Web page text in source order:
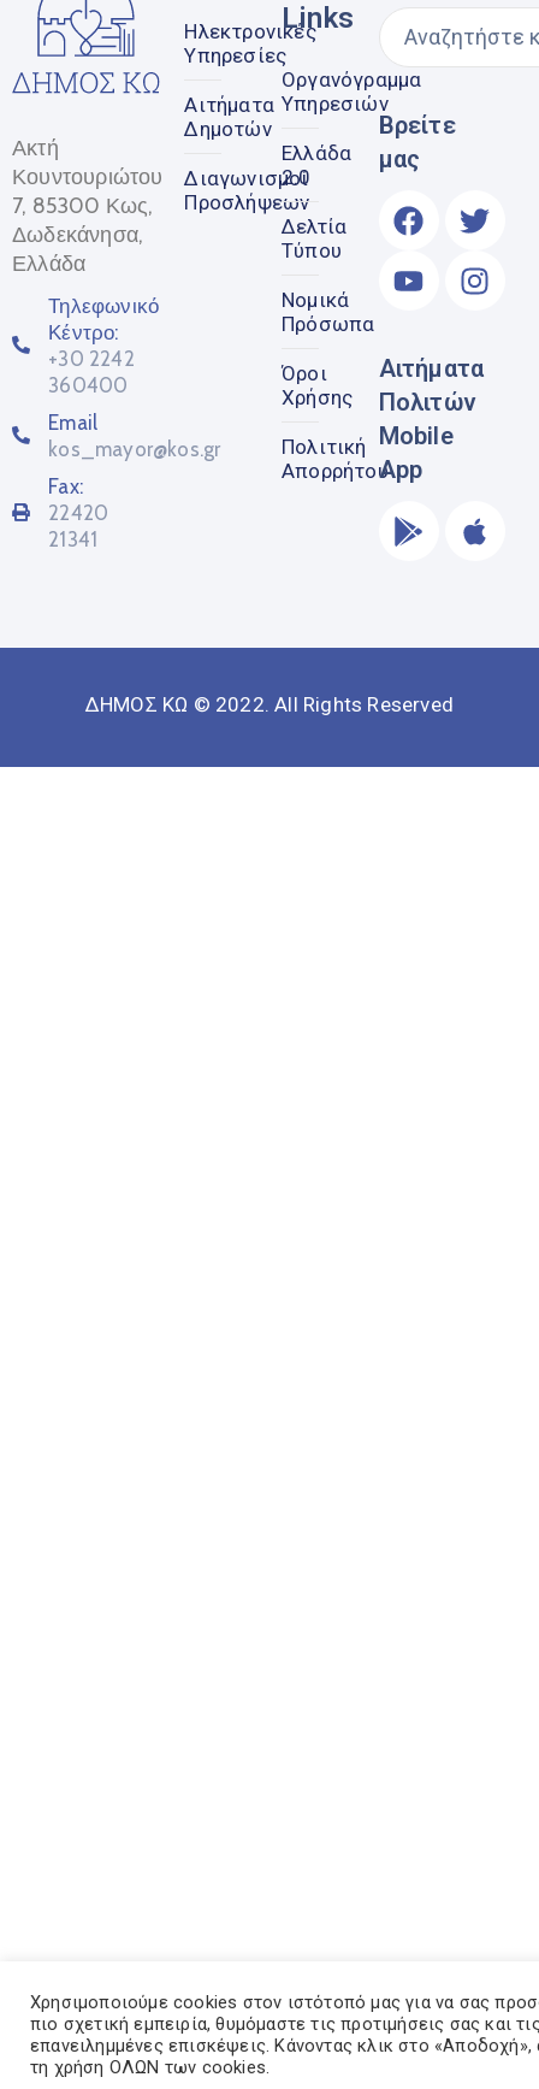
Ακτή
Κουντουριώτου
7, 85300 Κως,
Δωδεκάνησα,
Ελλάδα
Τηλεφωνικό
Κέντρο:
+30 2242
360400
Email
kos_mayor@kos.gr
Fax:
22420
21341
Ηλεκτρονικές
Υπηρεσίες
Αιτήματα
Δημοτών
Διαγωνισμοί
Προσλήψεων
Links
Οργανόγραμμα
Υπηρεσιών
Ελλάδα
2.0
Δελτία
Τύπου
Νομικά
Πρόσωπα
Όροι
Χρήσης
Πολιτική
Απορρήτου
Βρείτε
μας
Αιτήματα
Πολιτών
Mobile
App
ΔΗΜΟΣ ΚΩ © 2022. All Rights Reserved
Χρησιμοποιούμε cookies στον ιστότοπό μας για να σας
πιο σχετική εμπειρία, θυμόμαστε τις προτιμήσεις σας και
επανειλημμένες επισκέψεις. Κάνοντας κλικ στο
τη χρήση ΟΛΩΝ των cookies.